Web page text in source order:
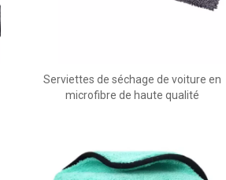
Serviettes de séchage de voiture en
microfibre de haute qualité